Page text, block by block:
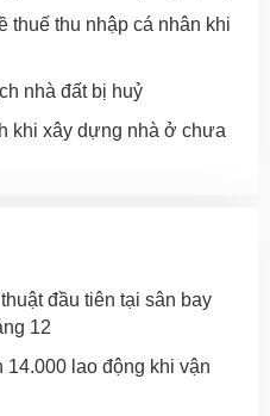
thuế thu nhập cá nhân khi
nhà đất bị huỷ
khi xây dựng nhà ở chưa
đầu tiên tại sân bay
12
14.000 lao động khi vận